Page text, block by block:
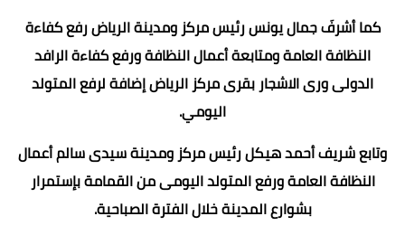
كما أشرفَ جمال يونس رئيس مركز ومدينة الرياض رفع كفاءة
النظافة العامة ومتابعة أعمال النظافة ورفع كفاءة الرافد
الدولى ورى الاشجار بقرى مركز الرياض إضافة لرفع المتولد
اليومي.
وتابع شريف أحمد هيكل رئيس مركز ومدينة سيدى سالم أعمال
النظافة العامة ورفع المتولد اليومى من القمامة بإستمرار
بشوارع المدينة خلال الفترة الصباحية.